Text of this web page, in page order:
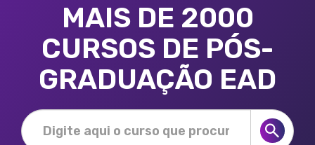
MAIS DE 2000
CURSOS DE PÓS-
GRADUAÇÃO EAD